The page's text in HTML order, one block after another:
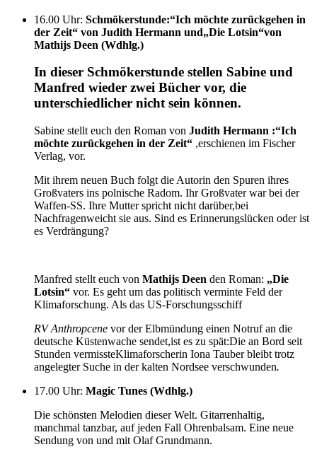
16.00 Uhr: Schmökerstunde:“Ich möchte zurückgehen in
der Zeit“ von Judith Hermann und„Die Lotsin“von
Mathijs Deen (Wdhlg.)
In dieser Schmökerstunde stellen Sabine und
Manfred wieder zwei Bücher vor, die
unterschiedlicher nicht sein können.
Sabine stellt euch den Roman von Judith Hermann :“Ich
möchte zurückgehen in der Zeit“ ,erschienen im Fischer
Verlag, vor.
Mit ihrem neuen Buch folgt die Autorin den Spuren ihres
Großvaters ins polnische Radom. Ihr Großvater war bei der
Waffen-SS. Ihre Mutter spricht nicht darüber,bei
Nachfragenweicht sie aus. Sind es Erinnerungslücken oder ist
es Verdrängung?
Manfred stellt euch von Mathijs Deen den Roman: „Die
Lotsin“ vor. Es geht um das politisch verminte Feld der
Klimaforschung. Als das US-Forschungsschiff
RV Anthropcene vor der Elbmündung einen Notruf an die
deutsche Küstenwache sendet,ist es zu spät:Die an Bord seit
Stunden vermissteKlimaforscherin Iona Tauber bleibt trotz
angelegter Suche in der kalten Nordsee verschwunden.
17.00 Uhr: Magic Tunes (Wdhlg.)
Die schönsten Melodien dieser Welt. Gitarrenhaltig,
manchmal tanzbar, auf jeden Fall Ohrenbalsam. Eine neue
Sendung von und mit Olaf Grundmann.